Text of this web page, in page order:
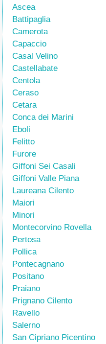
Ascea
Battipaglia
Camerota
Capaccio
Casal Velino
Castellabate
Centola
Ceraso
Cetara
Conca dei Marini
Eboli
Felitto
Furore
Giffoni Sei Casali
Giffoni Valle Piana
Laureana Cilento
Maiori
Minori
Montecorvino Rovella
Pertosa
Pollica
Pontecagnano
Positano
Praiano
Prignano Cilento
Ravello
Salerno
San Cipriano Picentino